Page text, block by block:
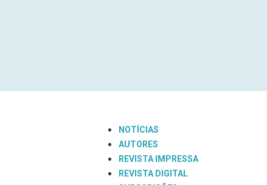
NOTÍCIAS
AUTORES
REVISTA IMPRESSA
REVISTA DIGITAL